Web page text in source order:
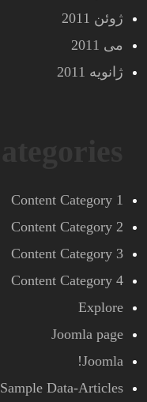
ژوئن 2011
می 2011
ژانویه 2011
Content Category 1
Content Category 2
Content Category 3
Content Category 4
Explore
Joomla page
Joomla!
Sample Data-Articles